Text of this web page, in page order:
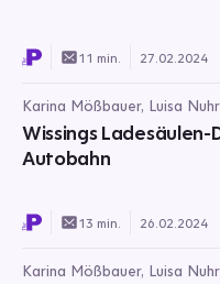
11 min. 27.02.2024
Karina Mößbauer, Luisa Nuhr
Wissings Ladesäulen-
Autobahn
13 min. 26.02.2024
Karina Mößbauer, Luisa Nuhr